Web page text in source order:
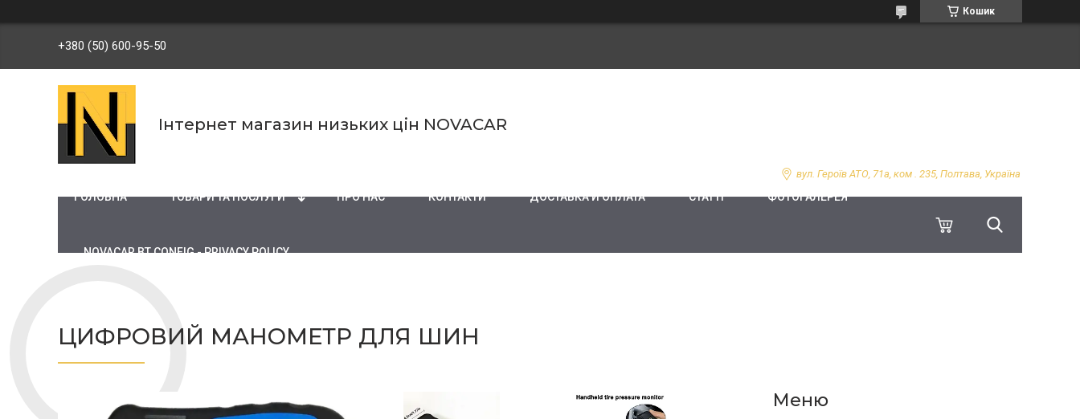
Кошик
+380 (50) 600-95-50
Інтернет магазин низьких цін NOVACAR
вул. Героїв АТО, 71а, ком . 235, Полтава, Україна
ГОЛОВНА ТОВАРИ ТА ПОСЛУГИ ПРО НАС КОНТАКТИ ДОСТАВКА И ОПЛАТА СТАТТІ ФОТОГАЛЕРЕЯ
NOVACAR BT CONFIG - PRIVACY POLICY
ЦИФРОВИЙ МАНОМЕТР ДЛЯ ШИН